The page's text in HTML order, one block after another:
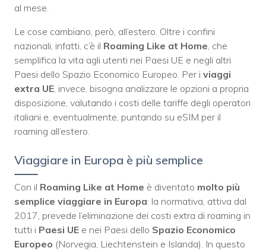
al mese.
Le cose cambiano, però, all’estero. Oltre i confini
nazionali, infatti, c’è il Roaming Like at Home , che
semplifica la vita agli utenti nei Paesi UE e negli altri
Paesi dello Spazio Economico Europeo. Per i viaggi
extra UE , invece, bisogna analizzare le opzioni a propria
disposizione, valutando i costi delle tariffe degli operatori
italiani e, eventualmente, puntando su eSIM per il
roaming all’estero.
Viaggiare in Europa è più semplice
Con il Roaming Like at Home è diventato molto più
semplice viaggiare in Europa: la normativa, attiva dal
2017, prevede l’eliminazione dei costi extra di roaming in
tutti i Paesi UE e nei Paesi dello Spazio Economico
Europeo (Norvegia, Liechtenstein e Islanda). In questo